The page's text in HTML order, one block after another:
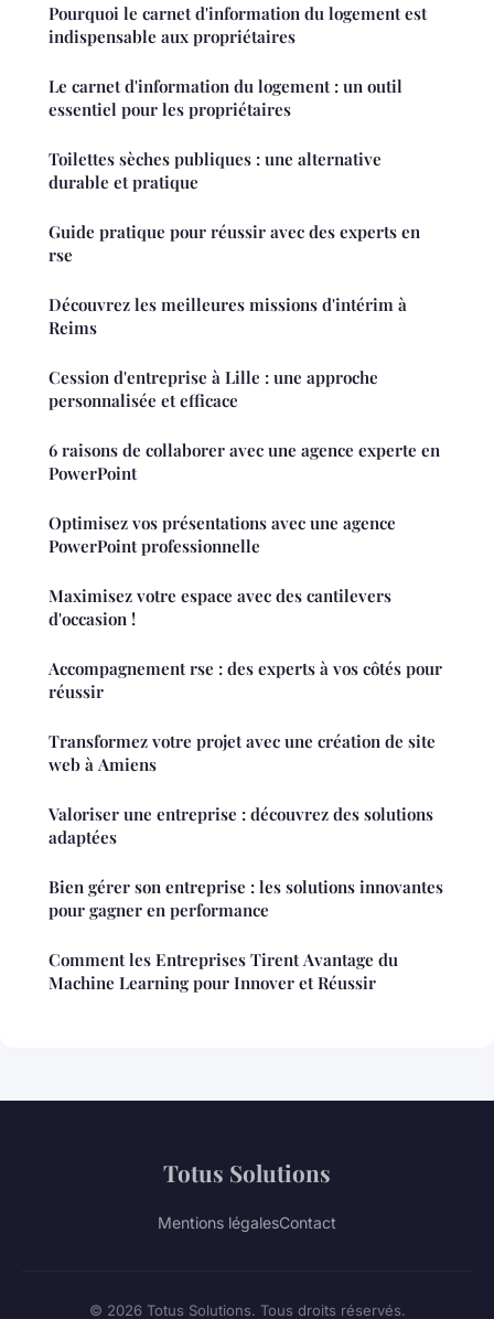
Pourquoi le carnet d'information du logement est
indispensable aux propriétaires
Le carnet d'information du logement : un outil
essentiel pour les propriétaires
Toilettes sèches publiques : une alternative
durable et pratique
Guide pratique pour réussir avec des experts en
rse
Découvrez les meilleures missions d'intérim à
Reims
Cession d'entreprise à Lille : une approche
personnalisée et efficace
6 raisons de collaborer avec une agence experte en
PowerPoint
Optimisez vos présentations avec une agence
PowerPoint professionnelle
Maximisez votre espace avec des cantilevers
d'occasion !
Accompagnement rse : des experts à vos côtés pour
réussir
Transformez votre projet avec une création de site
web à Amiens
Valoriser une entreprise : découvrez des solutions
adaptées
Bien gérer son entreprise : les solutions innovantes
pour gagner en performance
Comment les Entreprises Tirent Avantage du
Machine Learning pour Innover et Réussir
Totus Solutions
Mentions légalesContact
© 2026 Totus Solutions. Tous droits réservés.